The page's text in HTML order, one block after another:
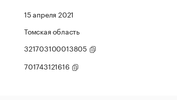
15 апреля 2021
Томская область
321703100013805
701743121616